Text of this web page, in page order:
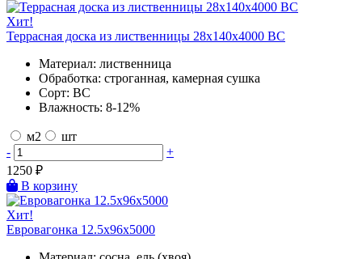
Хит!
Террасная доска из лиственницы 28х140х4000 BC
Материал: лиственница
Обработка: строганная, камерная сушка
Сорт: BC
Влажность: 8-12%
м2
шт
-
+
1250 ₽
В корзину
Хит!
Евровагонка 12.5х96х5000